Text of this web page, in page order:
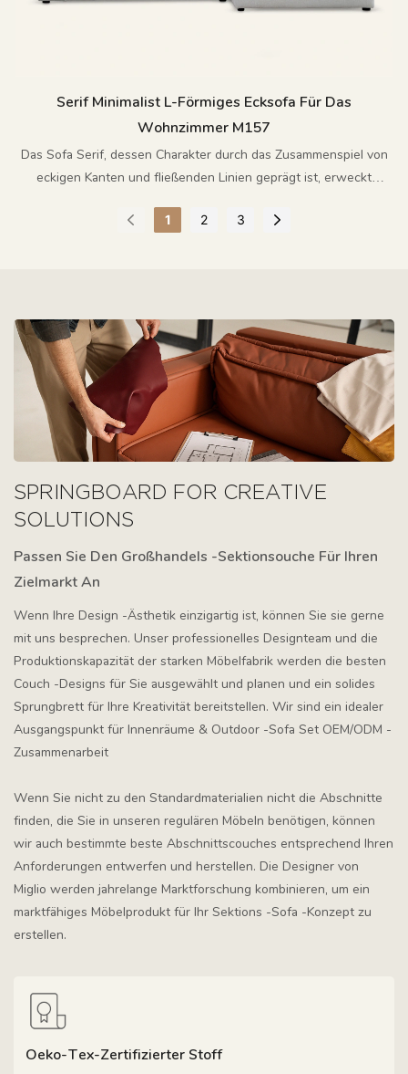
Serif Minimalist L-Förmiges Ecksofa Für Das
Wohnzimmer M157
Das Sofa Serif, dessen Charakter durch das Zusammenspiel von
eckigen Kanten und fließenden Linien geprägt ist, erweckt
1 2 3
SPRINGBOARD FOR CREATIVE
SOLUTIONS
Passen Sie Den Großhandels -Sektionsouche Für Ihren
Zielmarkt An
Wenn Ihre Design -Ästhetik einzigartig ist, können Sie sie gerne
mit uns besprechen. Unser professionelles Designteam und die
Produktionskapazität der starken Möbelfabrik werden die besten
Couch -Designs für Sie ausgewählt und planen und ein solides
Sprungbrett für Ihre Kreativität bereitstellen. Wir sind ein idealer
Ausgangspunkt für Innenräume & Outdoor -Sofa Set OEM/ODM -
Zusammenarbeit
Wenn Sie nicht zu den Standardmaterialien nicht die Abschnitte
finden, die Sie in unseren regulären Möbeln benötigen, können
wir auch bestimmte beste Abschnittscouches entsprechend Ihren
Anforderungen entwerfen und herstellen. Die Designer von
Miglio werden jahrelange Marktforschung kombinieren, um ein
marktfähiges Möbelprodukt für Ihr Sektions -Sofa -Konzept zu
erstellen.
Oeko-Tex-Zertifizierter Stoff